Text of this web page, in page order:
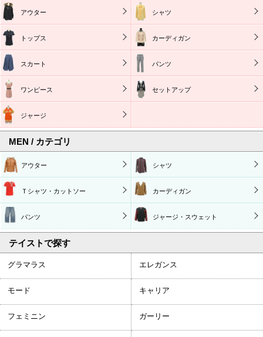
アウター シャツ
トップス カーディガン
スカート パンツ
ワンピース セットアップ
ジャージ
MEN / カテゴリ
アウター シャツ
Ｔシャツ・カットソー カーディガン
パンツ ジャージ・スウェット
テイストで探す
グラマラス エレガンス
モード キャリア
フェミニン ガーリー